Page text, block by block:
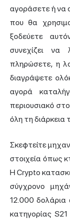
αγοράσετε ή να
που θα
ξοδεύετε
συνεχίζει να
πληρώσετε, η
διαγράψετε
αγορά
περιουσιακό
όλη τη διάρκεια
Σκεφτείτε
στοιχεία όπως
Η Crypto
σύγχρονο
12.000
κατηγορίας